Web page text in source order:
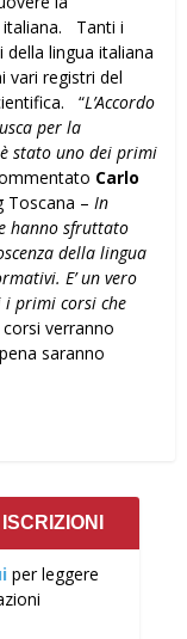
italiana. Tanti i
lingua italiana
vari registri del
“L’Accordo
per la
stato uno dei primi
Carlo
Toscana – In
hanno sfruttato
della lingua
E’ un vero
i primi corsi che
verranno
saranno
per leggere